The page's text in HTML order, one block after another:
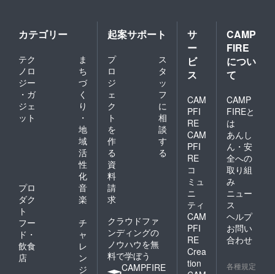
カテゴリー
テク
ノロ
ジー
・ガ
ジェ
ット
ま
ち
づ
く
り
・
地
域
活
性
化
プロ
ダク
ト
音
楽
フー
ド・
飲食
店
チ
ャ
レ
ン
ジ
起案サポート
プ
ロ
ジ
ェ
ク
ト
を
作
る
ス
タ
ッ
フ
に
相
談
す
る
資
料
請
求
クラウドファ
ンディングの
ノウハウを無
料で学ぼう
CAMPFIRE
サ
ー
ビ
ス
CAM
PFI
RE
CAM
PFI
RE
コ
ミュ
ニ
ティ
CAM
PFI
RE
Crea
tion
CAMP
FIRE
につい
て
CAMP
FIREと
は
あんし
ん・安
全への
取り組
み
ニュー
ス
ヘルプ
お問い
合わせ
各種規定